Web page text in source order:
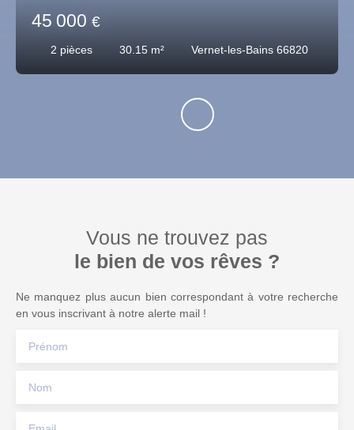
45 000 €
2 pièces 30.15 m² Vernet-les-Bains 66820
Vous ne trouvez pas
le bien de vos rêves ?
Ne manquez plus aucun bien correspondant à votre recherche
en vous inscrivant à notre alerte mail !
Prénom
Nom